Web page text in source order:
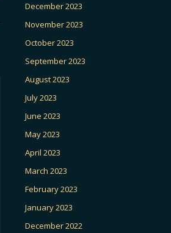
December 2023
November 2023
October 2023
September 2023
August 2023
July 2023
June 2023
May 2023
April 2023
March 2023
February 2023
January 2023
December 2022